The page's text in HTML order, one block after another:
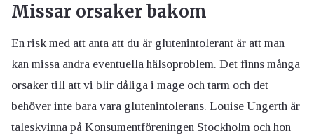
Missar orsaker bakom
En risk med att anta att du är glutenintolerant är att man
kan missa andra eventuella hälsoproblem. Det finns många
orsaker till att vi blir dåliga i mage och tarm och det
behöver inte bara vara glutenintolerans. Louise Ungerth är
taleskvinna på Konsumentföreningen Stockholm och hon